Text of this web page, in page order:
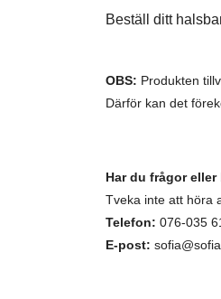
Beställ ditt
OBS: Produkten
Därför kan det
Har du frågor
Tveka inte att höra
Telefon: 076-035
E-post: